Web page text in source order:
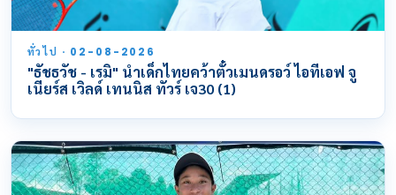
ทั่วไป · 02-08-2026
"ธัชธวัช - เรมิ" นำเด็กไทยคว้าตั๋วเมนดรอว์ ไอทีเอฟ จู
เนียร์ส เวิลด์ เทนนิส ทัวร์ เจ30 (1)